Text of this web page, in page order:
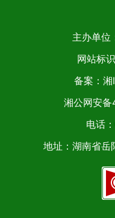
主办单位
网站标
备案：
湘公网安
电话
地址：湖南省岳